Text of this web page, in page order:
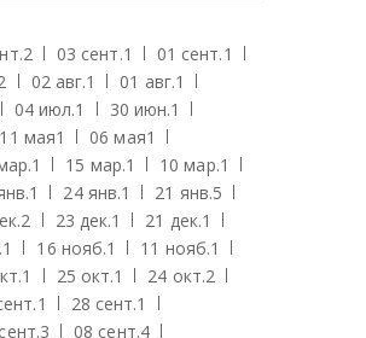
2 03 сент.1 01 сент.1
02 авг.1 01 авг.1
04 июл.1 30 июн.1
11 мая1 06 мая1
1 15 мар.1 10 мар.1
1 24 янв.1 21 янв.5
2 23 дек.1 21 дек.1
1 16 нояб.1 11 нояб.1
1 25 окт.1 24 окт.2
1 28 сент.1
3 08 сент.4